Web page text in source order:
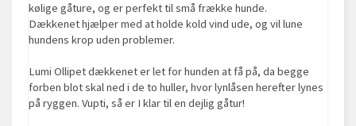
kølige gåture, og er perfekt til små frække hunde.
Dækkenet hjælper med at holde kold vind ude, og vil lune
hundens krop uden problemer.
Lumi Ollipet dækkenet er let for hunden at få på, da begge
forben blot skal ned i de to huller, hvor lynlåsen herefter lynes
på ryggen. Vupti, så er I klar til en dejlig gåtur!